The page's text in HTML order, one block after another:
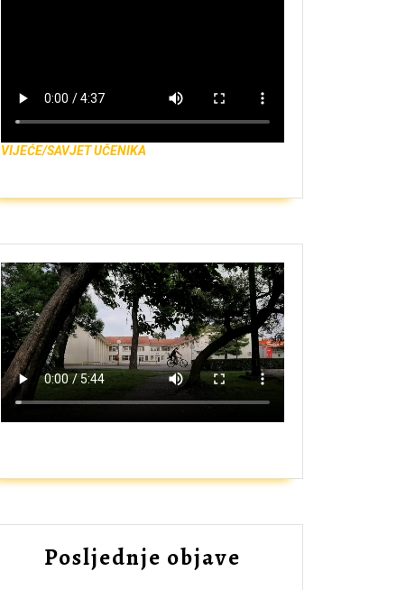
VIJEĆE/SAVJET UČENIKA
Posljednje objave